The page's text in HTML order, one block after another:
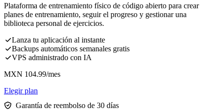
Plataforma de entrenamiento físico de código abierto para crear
planes de entrenamiento, seguir el progreso y gestionar una
biblioteca personal de ejercicios.
Lanza tu aplicación al instante
Backups automáticos semanales gratis
VPS administrado con IA
MXN 104.99/mes
Elegir plan
Garantía de reembolso de 30 días